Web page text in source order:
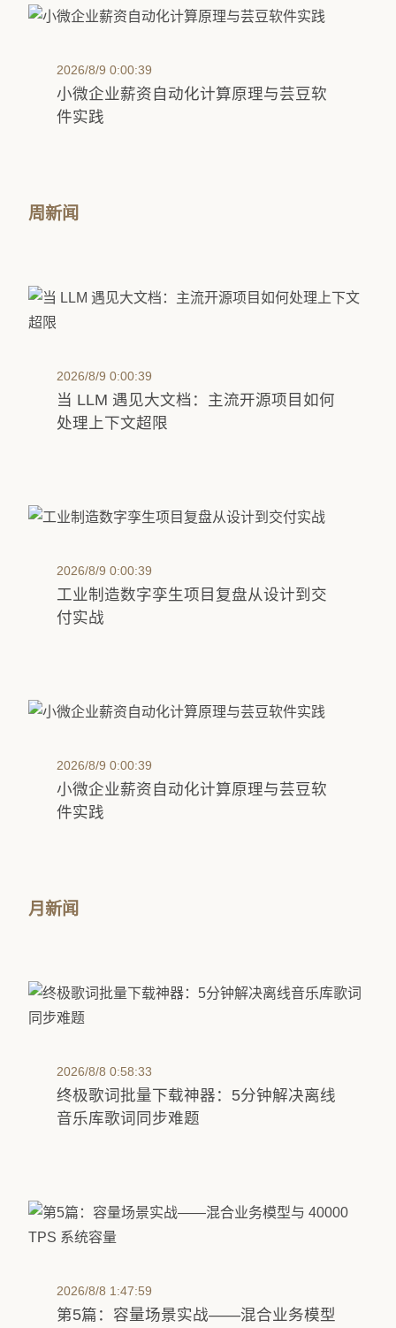
2026/8/9 0:00:39
小微企业薪资自动化计算原理与芸豆软
件实践
周新闻
2026/8/9 0:00:39
当 LLM 遇见大文档：主流开源项目如何
处理上下文超限
2026/8/9 0:00:39
工业制造数字孪生项目复盘从设计到交
付实战
2026/8/9 0:00:39
小微企业薪资自动化计算原理与芸豆软
件实践
月新闻
2026/8/8 0:58:33
终极歌词批量下载神器：5分钟解决离线
音乐库歌词同步难题
2026/8/8 1:47:59
第5篇：容量场景实战——混合业务模型